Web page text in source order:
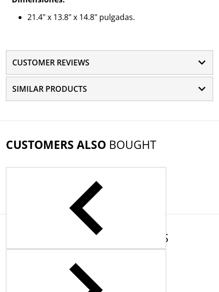
21.4" x 13.8" x 14.8" pulgadas.
CUSTOMER REVIEWS
SIMILAR PRODUCTS
CUSTOMERS ALSO BOUGHT
COMPLEMENTARY PRODUCTS